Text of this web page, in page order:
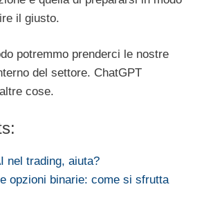
il giusto.
potremmo prenderci le nostre
del settore. ChatGPT
cose.
nel trading, aiuta?
opzioni binarie: come si sfrutta